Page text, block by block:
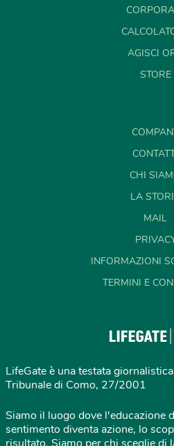
AGISCI
STORE
CHI
LA
MAIL
INFORMAZIONI
TERMINI E
LifeGate è una testata
Tribunale di Como, 27/2001
Siamo il luogo dove l'educazione
sentimento diventa azione, lo